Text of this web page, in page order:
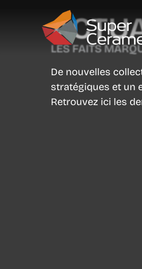
LES FAITS
De nouvelles
stratégiques et un
Retrouvez ici les